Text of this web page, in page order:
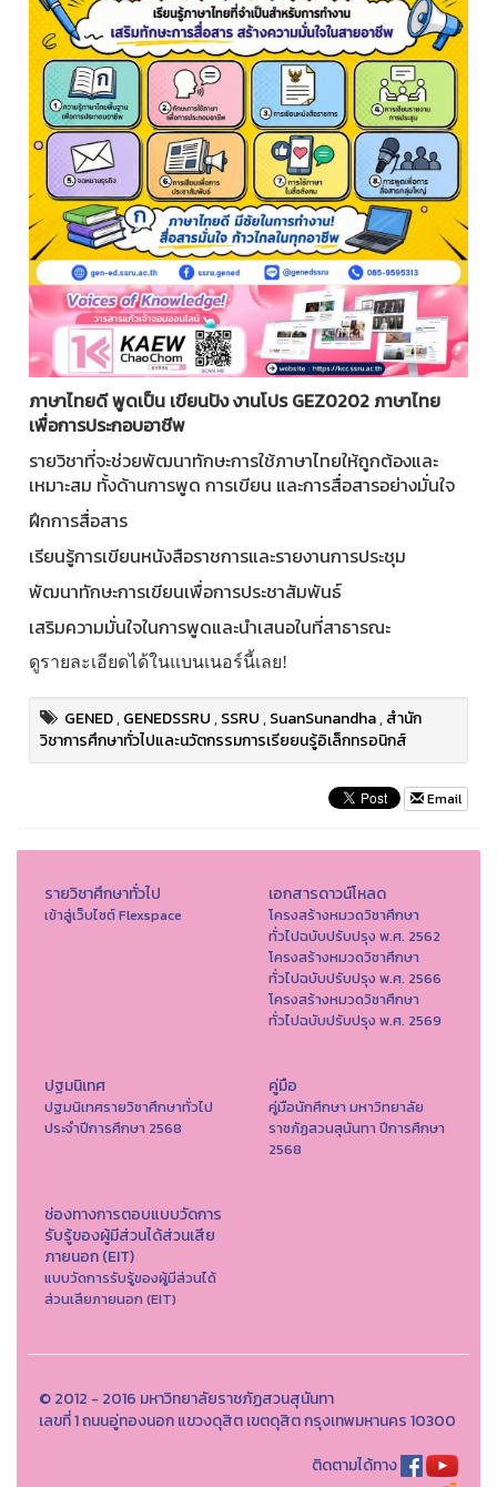
ภาษาไทยดี พูดเป็น เขียนปัง งานโปร GEZ0202 ภาษาไทย
เพื่อการประกอบอาชีพ
รายวิชาที่จะช่วยพัฒนาทักษะการใช้ภาษาไทยให้ถูกต้องและ
เหมาะสม ทั้งด้านการพูด การเขียน และการสื่อสารอย่างมั่นใจ
ฝึกการสื่อสาร
เรียนรู้การเขียนหนังสือราชการและรายงานการประชุม
พัฒนาทักษะการเขียนเพื่อการประชาสัมพันธ์
เสริมความมั่นใจในการพูดและนำเสนอในที่สาธารณะ
ดูรายละเอียดได้ในแบนเนอร์นี้เลย!
GENED,GENEDSSRU,SSRU,SuanSunandha,สำนัก
วิชาการศึกษาทั่วไปและนวัตกรรมการเรียยนรู้อิเล็กทรอนิกส์
Email
รายวิชาศึกษาทั่วไป
เข้าสู่เว็บไซต์ Flexspace
เอกสารดาวน์โหลด
โครงสร้างหมวดวิชาศึกษา
ทั่วไปฉบับปรับปรุง พ.ศ. 2562
โครงสร้างหมวดวิชาศึกษา
ทั่วไปฉบับปรับปรุง พ.ศ. 2566
โครงสร้างหมวดวิชาศึกษา
ทั่วไปฉบับปรับปรุง พ.ศ. 2569
ปฐมนิเทศ
ปฐมนิเทศรายวิชาศึกษาทั่วไป
ประจำปีการศึกษา 2568
คู่มือ
คู่มือนักศึกษา มหาวิทยาลัย
ราชภัฏสวนสุนันทา ปีการศึกษา
2568
ช่องทางการตอบแบบวัดการ
รับรู้ของผู้มีส่วนได้ส่วนเสีย
ภายนอก (EIT)
แบบวัดการรับรู้ของผู้มีส่วนได้
ส่วนเสียภายนอก (EIT)
© 2012 - 2016 มหาวิทยาลัยราชภัฏสวนสุนันทา
เลขที่ 1 ถนนอู่ทองนอก แขวงดุสิต เขตดุสิต กรุงเทพมหานคร 10300
ติดตามได้ทาง